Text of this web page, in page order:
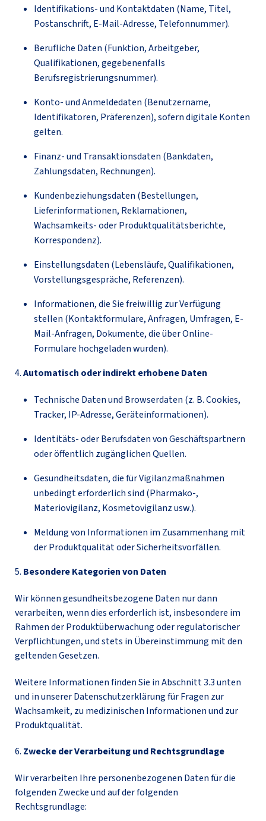
Identifikations- und Kontaktdaten (Name, Titel,
Postanschrift, E-Mail-Adresse, Telefonnummer).
Berufliche Daten (Funktion, Arbeitgeber,
Qualifikationen, gegebenenfalls
Berufsregistrierungsnummer).
Konto- und Anmeldedaten (Benutzername,
Identifikatoren, Präferenzen), sofern digitale Konten
gelten.
Finanz- und Transaktionsdaten (Bankdaten,
Zahlungsdaten, Rechnungen).
Kundenbeziehungsdaten (Bestellungen,
Lieferinformationen, Reklamationen,
Wachsamkeits- oder Produktqualitätsberichte,
Korrespondenz).
Einstellungsdaten (Lebensläufe, Qualifikationen,
Vorstellungsgespräche, Referenzen).
Informationen, die Sie freiwillig zur Verfügung
stellen (Kontaktformulare, Anfragen, Umfragen, E-
Mail-Anfragen, Dokumente, die über Online-
Formulare hochgeladen wurden).
4.Automatisch oder indirekt erhobene Daten
Technische Daten und Browserdaten (z. B. Cookies,
Tracker, IP-Adresse, Geräteinformationen).
Identitäts- oder Berufsdaten von Geschäftspartnern
oder öffentlich zugänglichen Quellen.
Gesundheitsdaten, die für Vigilanzmaßnahmen
unbedingt erforderlich sind (Pharmako-,
Materiovigilanz, Kosmetovigilanz usw.).
Meldung von Informationen im Zusammenhang mit
der Produktqualität oder Sicherheitsvorfällen.
5. Besondere Kategorien von Daten
Wir können gesundheitsbezogene Daten nur dann
verarbeiten, wenn dies erforderlich ist, insbesondere im
Rahmen der Produktüberwachung oder regulatorischer
Verpflichtungen, und stets in Übereinstimmung mit den
geltenden Gesetzen.
Weitere Informationen finden Sie in Abschnitt 3.3 unten
und in unserer Datenschutzerklärung für Fragen zur
Wachsamkeit, zu medizinischen Informationen und zur
Produktqualität.
6. Zwecke der Verarbeitung und Rechtsgrundlage
Wir verarbeiten Ihre personenbezogenen Daten für die
folgenden Zwecke und auf der folgenden
Rechtsgrundlage: